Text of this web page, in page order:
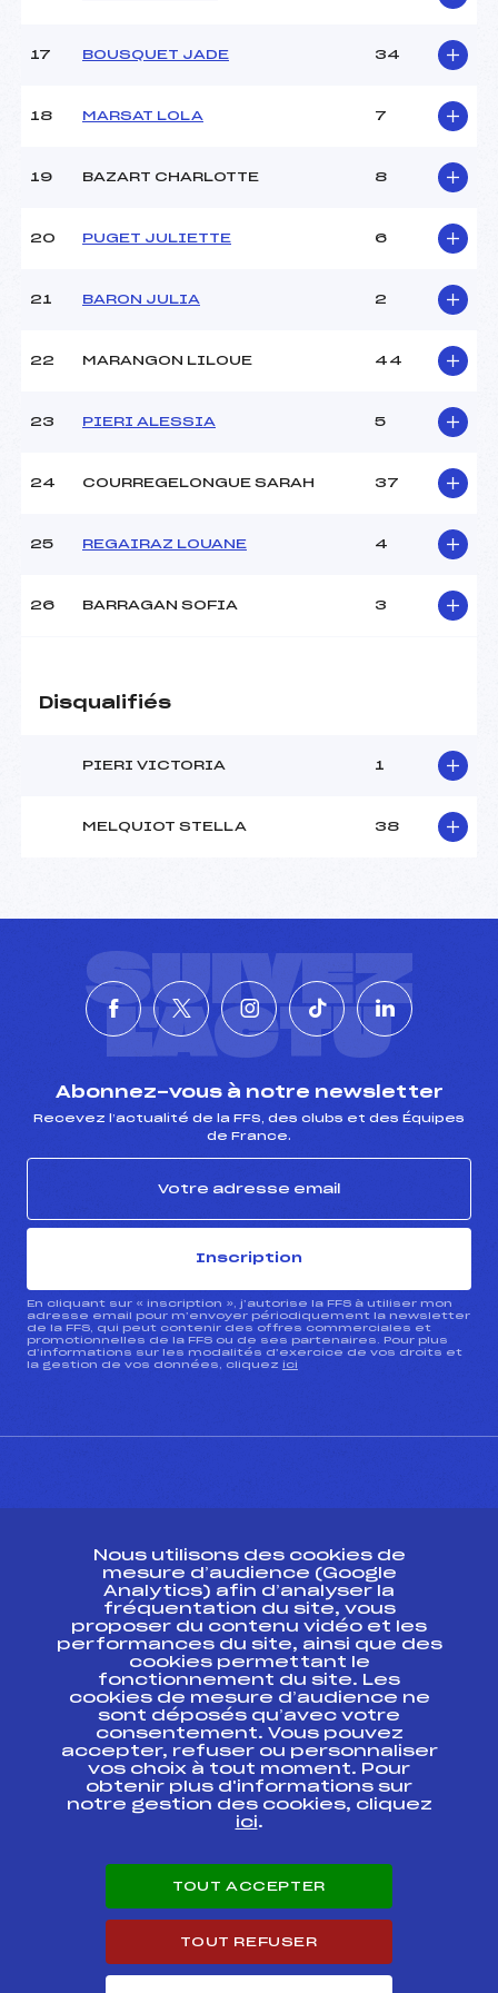
U8+U10
17 BOUSQUET JADE 34
18 MARSAT LOLA 7
19 BAZART CHARLOTTE 8
20 PUGET JULIETTE 6
21 BARON JULIA 2
22 MARANGON LILOUE 44
23 PIERI ALESSIA 5
24 COURREGELONGUE SARAH 37
25 REGAIRAZ LOUANE 4
26 BARRAGAN SOFIA 3
Disqualifiés
PIERI VICTORIA 1
MELQUIOT STELLA 38
SUIVEZ
L'ACTU
Abonnez-vous à notre newsletter
Recevez l’actualité de la FFS, des clubs et des Équipes
de France.
Inscription
En cliquant sur « inscription », j’autorise la FFS à utiliser mon
adresse email pour m’envoyer périodiquement la newsletter
de la FFS, qui peut contenir des offres commerciales et
promotionnelles de la FFS ou de ses partenaires. Pour plus
d’informations sur les modalités d’exercice de vos droits et
la gestion de vos données, cliquez ici
Ressources
Pass’Neige
Projet sportif fédéral
Projet de performance fédéral
Antidopage
Pôle Développement, Formation, Suivi
Scientifique
Listes ministérielles
Pôle vie de l’athlète
Enseignement professionnel
Carrières
Nous utilisons des cookies de
mesure d’audience (Google
Analytics) afin d’analyser la
fréquentation du site, vous
proposer du contenu vidéo et les
performances du site, ainsi que des
cookies permettant le
fonctionnement du site. Les
cookies de mesure d’audience ne
sont déposés qu’avec votre
consentement. Vous pouvez
accepter, refuser ou personnaliser
vos choix à tout moment. Pour
obtenir plus d'informations sur
notre gestion des cookies, cliquez
ici.
TOUT ACCEPTER
TOUT REFUSER